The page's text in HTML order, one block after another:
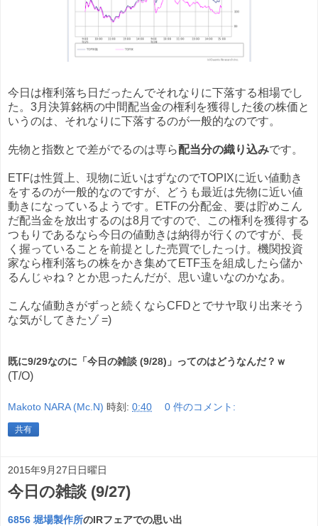
今日は権利落ち日だったんでそれなりに下落する相場でし
た。3月決算銘柄の中間配当金の権利を獲得した後の株価と
いうのは、それなりに下落するのが一般的なのです。
先物と指数とで差がでるのは専ら配当分の織り込みです。
ETFは性質上、現物に近いはずなのでTOPIXに近い値動き
をするのが一般的なのですが、どうも最近は先物に近い値
動きになっているようです。ETFの分配金、要は貯めこん
だ配当金を放出するのは8月ですので、この権利を獲得する
つもりであるなら今日の値動きは納得が行くのですが、長
く握っていることを前提とした売買でしたっけ。機関投資
家なら権利落ちの株をかき集めてETF玉を組成したら儲か
るんじゃね？とか思ったんだが、思い違いなのかなあ。
こんな値動きがずっと続くならCFDとでサヤ取り出来そう
な気がしてきたゾ =)
既に9/29なのに「今日の雑談 (9/28)」ってのはどうなんだ？ｗ
(T/O)
Makoto NARA (Mc.N) 時刻: 0:40 0 件のコメント:
共有
2015年9月27日日曜日
今日の雑談 (9/27)
6856 堀場製作所のIRフェアでの思い出